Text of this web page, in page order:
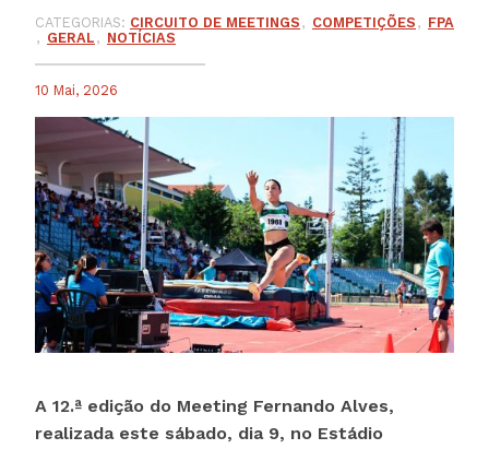
CATEGORIAS: CIRCUITO DE MEETINGS COMPETIÇÕES
FPA
GERAL
NOTÍCIAS
10 Mai, 2026
A 12.ª edição do Meeting Fernando Alves,
realizada este sábado, dia 9, no Estádio